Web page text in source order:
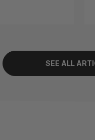
SEE ALL